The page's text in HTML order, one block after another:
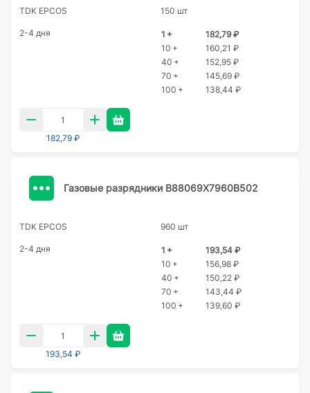
TDK EPCOS 150 шт
2-4 дня 1 +
182,79 ₽
10 +
160,21 ₽
40 +
152,95 ₽
70 +
145,69 ₽
100 +
138,44 ₽
182,79 ₽
Газовые разрядники B88069X7960B502
TDK EPCOS 960 шт
2-4 дня 1 +
193,54 ₽
10 +
156,98 ₽
40 +
150,22 ₽
70 +
143,44 ₽
100 +
139,60 ₽
193,54 ₽